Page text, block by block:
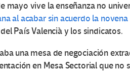
mayo vive la enseñanza no
al acabar sin acuerdo la
País Valencià y los sindicatos.
una mesa de negociación
en Mesa Sectorial que no